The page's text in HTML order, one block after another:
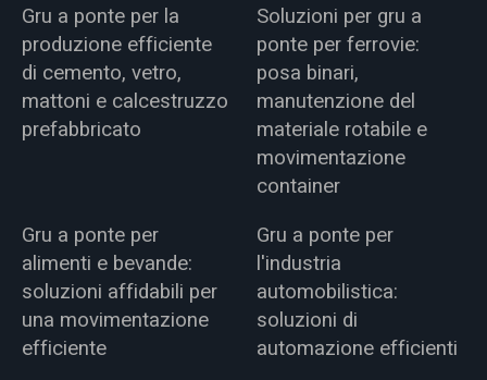
Gru a ponte per la
produzione efficiente
di cemento, vetro,
mattoni e calcestruzzo
prefabbricato
Soluzioni per gru a
ponte per ferrovie:
posa binari,
manutenzione del
materiale rotabile e
movimentazione
container
Gru a ponte per
alimenti e bevande:
soluzioni affidabili per
una movimentazione
efficiente
Gru a ponte per
l'industria
automobilistica:
soluzioni di
automazione efficienti